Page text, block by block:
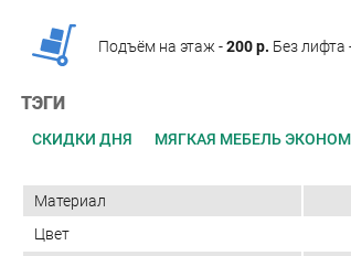
Подъём на этаж -200 р. Без лифта
ТЭГИ
СКИДКИ ДНЯ МЯГКАЯ МЕБЕЛЬ ЭКОНОМ
Материал
Цвет